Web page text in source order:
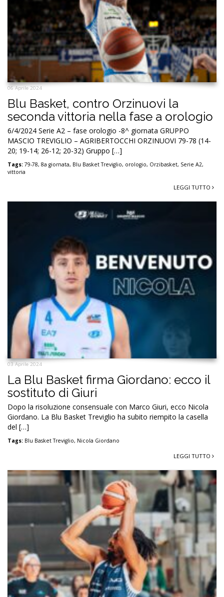
06 Aprile 2024
Blu Basket, contro Orzinuovi la
seconda vittoria nella fase a orologio
6/4/2024 Serie A2 – fase orologio -8^ giornata GRUPPO
MASCIO TREVIGLIO – AGRIBERTOCCHI ORZINUOVI 79-78 (14-
20; 19-14; 26-12; 20-32) Gruppo […]
Tags: 79-78, 8a giornata, Blu Basket Treviglio, orologio, Orzibasket, Serie A2,
vittoria
LEGGI TUTTO
03 Aprile 2024
La Blu Basket firma Giordano: ecco il
sostituto di Giuri
Dopo la risoluzione consensuale con Marco Giuri, ecco Nicola
Giordano. La Blu Basket Treviglio ha subito riempito la casella
del […]
Tags: Blu Basket Treviglio, Nicola Giordano
LEGGI TUTTO